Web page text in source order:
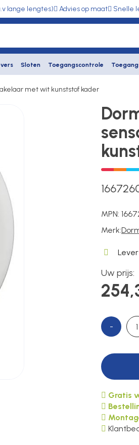
lange lengtes) Advies op maat Snelle
Sloten Toegangscontrole
met wit kunststof kader
MPN:
Merk:
Uw prijs:
-
Gratis